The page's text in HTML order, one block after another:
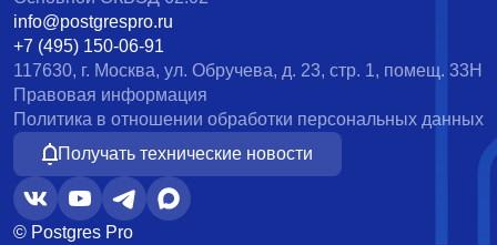
info@postgrespro.ru
+7 (495) 150-06-91
117630, г. Москва, ул. Обручева, д. 23, стр. 1, помещ. 33Н
Правовая информация
Политика в отношении обработки персональных данных
Получать технические новости
© Postgres Pro